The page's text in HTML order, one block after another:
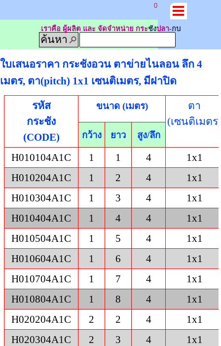
ค้นหา
เราคือ ผู้ผลิต และ จัดจำหน่าย กระชังปลา-กบ
0
ใบเสนอราคา กระชังอวน ตาข่ายไนลอน ลึก 4
เมตร, ตา(pitch) 1x1 เซนติเมตร, มีฝาปิด
รหัส
กระชัง
(CODE)
ขนาด (เมตร)
ตา
(เซนติเมตร)
กว้าง ยาว สูง/ลึก
H010104A1C 1 1 4
1x1
H010204A1C
1 2 4
1x1
H010304A1C
1 3 4
1x1
H010404A1C
1 4 4
1x1
H010504A1C
1 5 4
1x1
H010604A1C
1 6 4
1x1
H010704A1C
1 7 4
1x1
H010804A1C
1 8 4
1x1
H020204A1C
2 2 4
1x1
H020304A1C
2 3 4
1x1